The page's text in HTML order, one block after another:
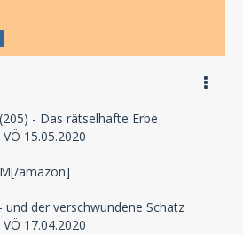
- Das rätselhafte Erbe
VÖ 15.05.2020
amazon]
und der verschwundene Schatz
VÖ 17.04.2020